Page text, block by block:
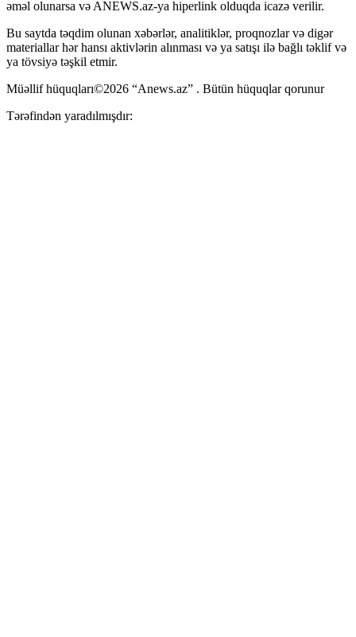
əməl olunarsa və ANEWS.az-ya hiperlink olduqda icazə verilir.
Bu saytda təqdim olunan xəbərlər, analitiklər, proqnozlar və digər
materiallar hər hansı aktivlərin alınması və ya satışı ilə bağlı təklif və
ya tövsiyə təşkil etmir.
Müəllif hüquqları©2026 “Anews.az” . Bütün hüquqlar qorunur
Tərəfindən yaradılmışdır: